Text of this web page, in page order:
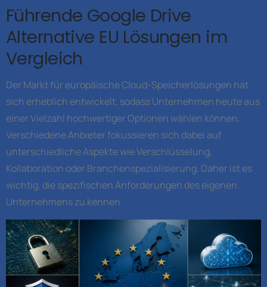
Führende Google Drive
Alternative EU Lösungen im
Vergleich
Der Markt für europäische Cloud-Speicherlösungen hat
sich erheblich entwickelt, sodass Unternehmen heute aus
einer Vielzahl hochwertiger Optionen wählen können.
Verschiedene Anbieter fokussieren sich dabei auf
unterschiedliche Aspekte wie Verschlüsselung,
Kollaboration oder Branchenspezialisierung. Daher ist es
wichtig, die spezifischen Anforderungen des eigenen
Unternehmens zu kennen.